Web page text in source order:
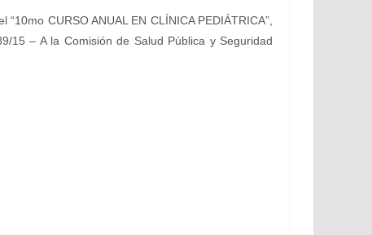
CURSO ANUAL EN CLÍNICA PEDIÁTRICA”,
15 – A la Comisión de Salud Pública y Seguridad